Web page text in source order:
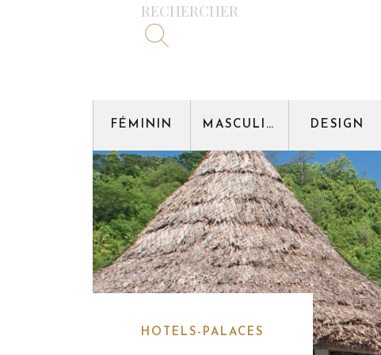
RECHERCHER
FÉMININ MASCULIN DESIGN
HOTELS-PALACES